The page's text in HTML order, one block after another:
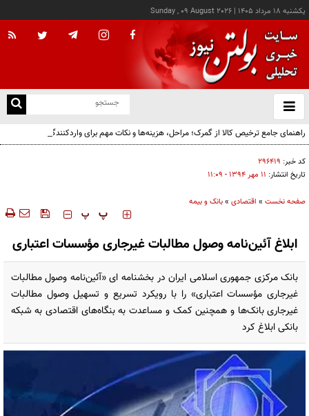
يکشنبه ۱۸ مرداد ۱۴۰۵ |
Sunday , 09 August 2026
باز
و
راهنمای جامع ترخیص کالا از گمرک؛ مراحل، هزینه‌ها و نکات مهم برای واردکنندگان
کد خبر: ۲۹۶۴۱۹
تاریخ انتشار: ۱۱ مهر ۱۳۹۴ - ۱۱:۰۹
صفحه نخست » اقتصادی »بانک و بیمه
‍‍‍ پ پ
ابلاغ آئین‌نامه وصول مطالبات غیرجاری مؤسسات اعتباری
بانک مرکزی جمهوری اسلامی ایران در بخشنامه ای «آئین‌نامه وصول مطالبات
غیرجاری مؤسسات اعتباری» را با رویکرد تسریع و تسهیل وصول مطالبات
غیرجاری بانک‌ها و همچنین کمک و مساعدت به بنگاه‌های اقتصادی به شبکه
بانکی ابلاغ کرد